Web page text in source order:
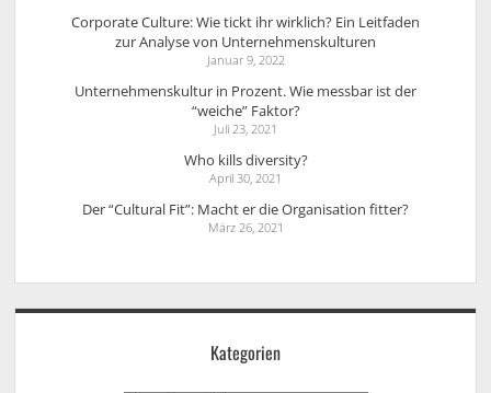
Corporate Culture: Wie tickt ihr wirklich? Ein Leitfaden
zur Analyse von Unternehmenskulturen
Januar 9, 2022
Unternehmenskultur in Prozent. Wie messbar ist der
“weiche” Faktor?
Juli 23, 2021
Who kills diversity?
April 30, 2021
Der “Cultural Fit”: Macht er die Organisation fitter?
März 26, 2021
Kategorien